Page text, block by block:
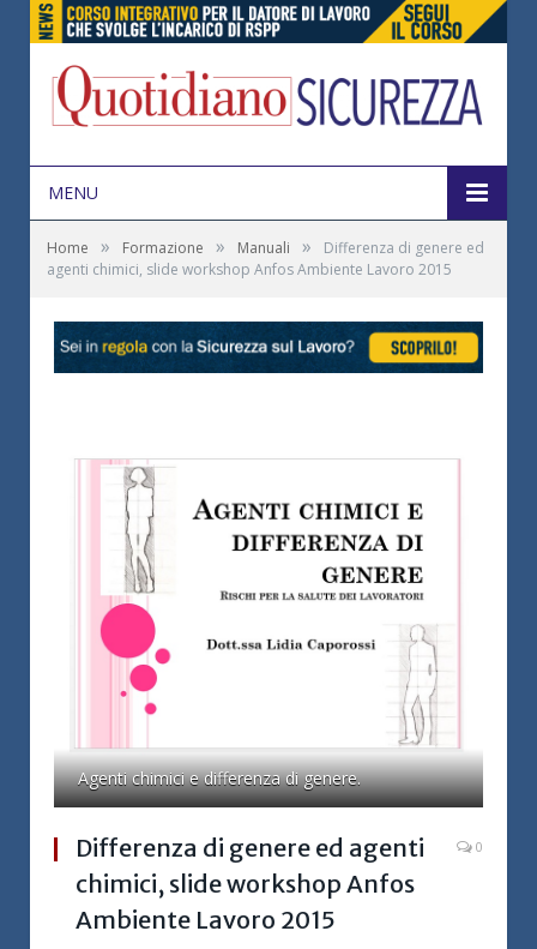
MENU
Home » Formazione » Manuali »
Differenza di genere ed
agenti chimici, slide workshop Anfos Ambiente Lavoro 2015
Agenti chimici e differenza di genere.
Differenza di genere ed agenti
chimici, slide workshop Anfos
Ambiente Lavoro 2015
0